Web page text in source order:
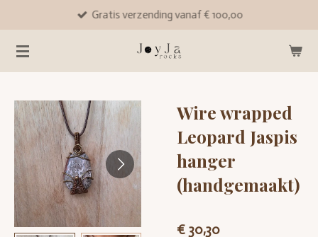
naar
de
Gratis verzending vanaf € 100,00
Wire wrapped
Leopard Jaspis
hanger
(handgemaakt)
€ 30,30